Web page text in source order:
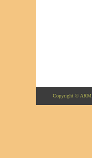
Copyright ©